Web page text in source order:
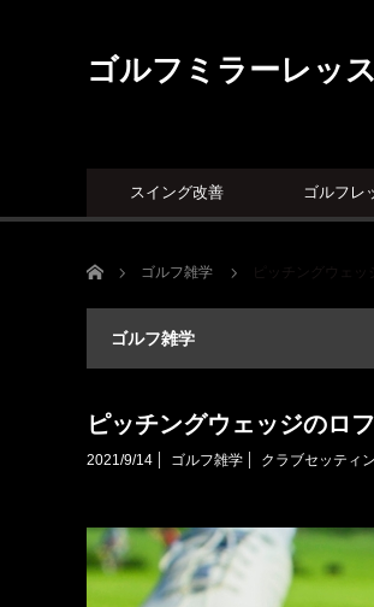
ゴルフミラーレッ
スイング改善 ゴルフレ
ホーム ゴルフ雑学 ピッチングウェ
ゴルフ雑学
ピッチングウェッジのロ
2021/9/14 ゴルフ雑学 クラブセッティ